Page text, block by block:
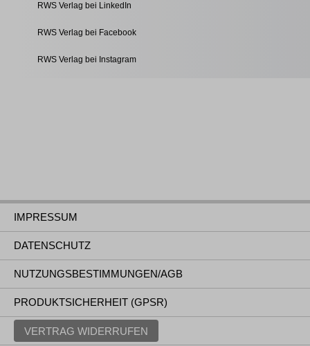
RWS Verlag bei LinkedIn
RWS Verlag bei Facebook
RWS Verlag bei Instagram
IMPRESSUM
DATENSCHUTZ
NUTZUNGSBESTIMMUNGEN/AGB
PRODUKTSICHERHEIT (GPSR)
VERTRAG WIDERRUFEN